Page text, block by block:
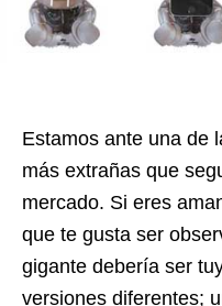
Estamos ante una de
más extrañas que
mercado. Si eres
que te gusta ser
gigante debería ser
versiones diferentes;